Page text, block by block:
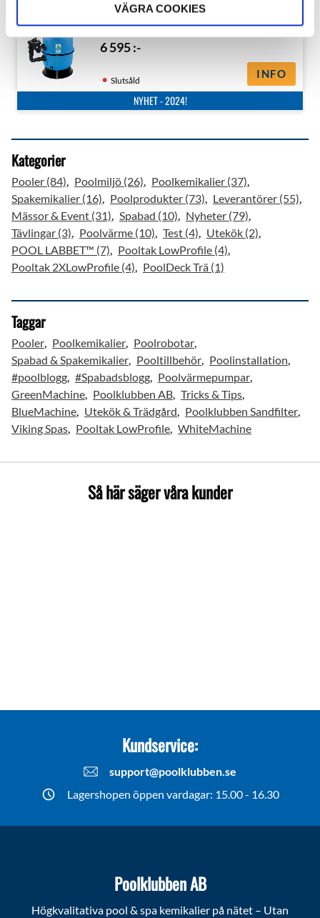
VÄGRA COOKIES
Sandfilter Smygehuk Ø600 mm
6 595:-
NYHET - 2024!
Slutsåld INFO
Kategorier
Pooler (84) Poolmiljö (26)
Poolkemikalier (37)
Spakemikalier (16)
Poolprodukter (73)
Leverantörer (55)
Mässor & Event (31)
Spabad (10)
Nyheter (79)
Tävlingar (3)
Poolvärme (10) Test (4)
Utekök (2)
POOL LABBET™ (7)
Pooltak LowProfile (4)
Pooltak 2XLowProfile (4)
PoolDeck Trä (1)
Taggar
Pooler Poolkemikalier
Poolrobotar
Spabad & Spakemikalier
Pooltillbehör
Poolinstallation
#poolblogg #Spabadsblogg
Poolvärmepumpar
GreenMachine
Poolklubben AB Tricks & Tips
BlueMachine
Utekök & Trädgård
Poolklubben Sandfilter
Viking Spas
Pooltak LowProfile WhiteMachine
Så här säger våra kunder
Kundservice:
support@poolklubben.se
Lagershopen öppen vardagar: 15.00 - 16.30
Poolklubben AB
Högkvalitativa pool & spa kemikalier på nätet – Utan